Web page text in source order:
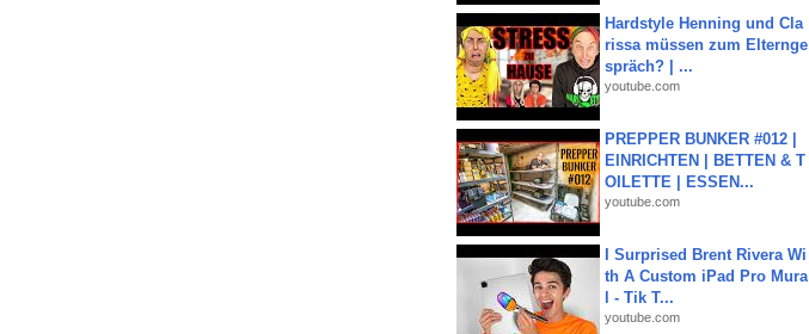
Hardstyle Henning und Cla
rissa müssen zum Elternge
spräch? | ...
youtube.com
PREPPER BUNKER #012 |
EINRICHTEN | BETTEN & T
OILETTE | ESSEN...
youtube.com
I Surprised Brent Rivera Wi
th A Custom iPad Pro Mura
l - Tik T...
youtube.com